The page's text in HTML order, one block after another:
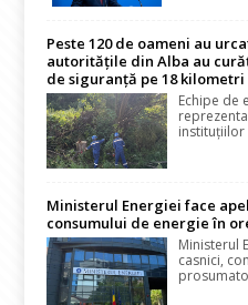
Peste 120 de oameni au
autoritățile din Alba au
de siguranță pe 18
Echipe de
instituțiilor
Ministerul Energiei face
consumului de energie în
Ministerul
casnici,